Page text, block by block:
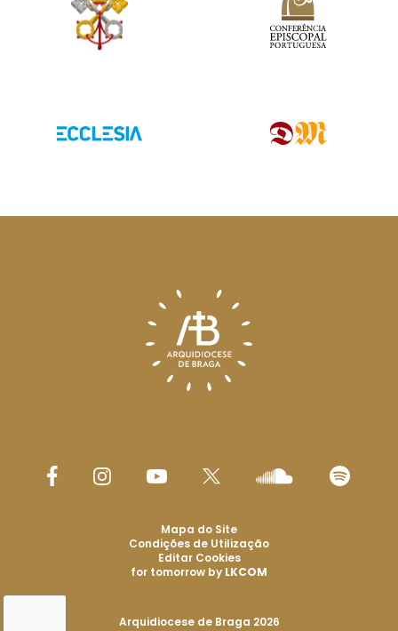
Arquidiocese de Braga 2026
Mapa do Site
Condições de Utilização
Editar Cookies
for tomorrow by LKCOM